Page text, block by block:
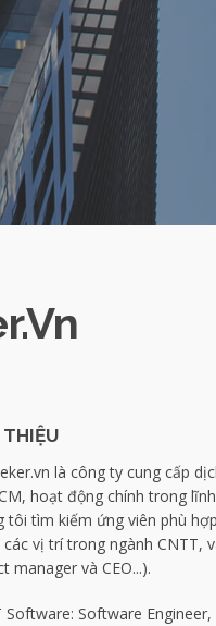
là công ty cung cấp
hoạt động chính trong
tôi tìm kiếm ứng viên phù
vị trí trong ngành CNTT,
manager và CEO...).
Software: Software